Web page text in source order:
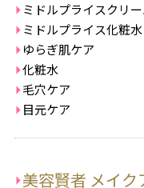
ミドルプライスクリ
ミドルプライス化粧水
ゆらぎ肌ケア
化粧水
毛穴ケア
目元ケア
美容賢者 メイク